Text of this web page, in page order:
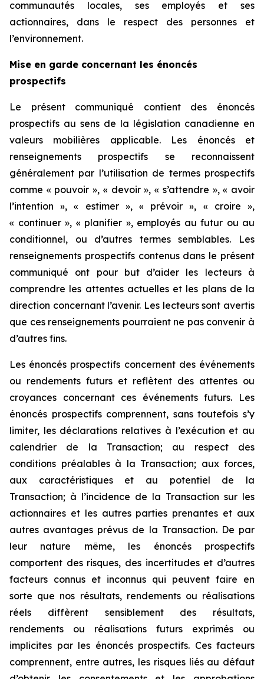
communautés locales, ses employés et ses
actionnaires, dans le respect des personnes et
l’environnement.
Mise en garde concernant les énoncés
prospectifs
Le présent communiqué contient des énoncés
prospectifs au sens de la législation canadienne en
valeurs mobilières applicable. Les énoncés et
renseignements prospectifs se reconnaissent
généralement par l’utilisation de termes prospectifs
comme « pouvoir », « devoir », « s’attendre », « avoir
l’intention », « estimer », « prévoir », « croire »,
« continuer », « planifier », employés au futur ou au
conditionnel, ou d’autres termes semblables. Les
renseignements prospectifs contenus dans le présent
communiqué ont pour but d’aider les lecteurs à
comprendre les attentes actuelles et les plans de la
direction concernant l’avenir. Les lecteurs sont avertis
que ces renseignements pourraient ne pas convenir à
d’autres fins.
Les énoncés prospectifs concernent des événements
ou rendements futurs et reflètent des attentes ou
croyances concernant ces événements futurs. Les
énoncés prospectifs comprennent, sans toutefois s’y
limiter, les déclarations relatives à l’exécution et au
calendrier de la Transaction; au respect des
conditions préalables à la Transaction; aux forces,
aux caractéristiques et au potentiel de la
Transaction; à l’incidence de la Transaction sur les
actionnaires et les autres parties prenantes et aux
autres avantages prévus de la Transaction. De par
leur nature même, les énoncés prospectifs
comportent des risques, des incertitudes et d’autres
facteurs connus et inconnus qui peuvent faire en
sorte que nos résultats, rendements ou réalisations
réels diffèrent sensiblement des résultats,
rendements ou réalisations futurs exprimés ou
implicites par les énoncés prospectifs. Ces facteurs
comprennent, entre autres, les risques liés au défaut